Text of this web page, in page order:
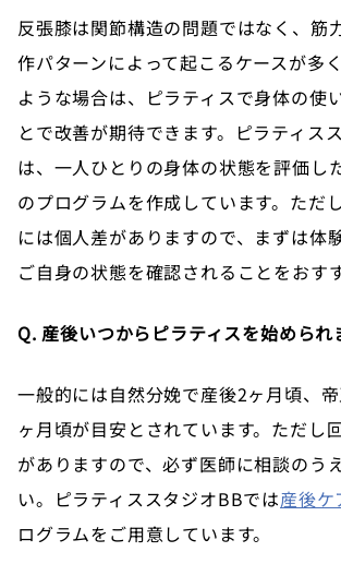
反張膝は関節構造の問題ではなく、筋
作パターンによって起こるケースが多
ような場合は、ピラティスで身体の使
とで改善が期待できます。ピラティス
は、一人ひとりの身体の状態を評価し
のプログラムを作成しています。ただ
には個人差がありますので、まずは体
ご自身の状態を確認されることをおす
Q. 産後いつからピラティスを始められ
一般的には自然分娩で産後2ヶ月頃、
ヶ月頃が目安とされています。ただし
がありますので、必ず医師に相談のう
い。ピラティススタジオBBでは産後ケ
ログラムをご用意しています。